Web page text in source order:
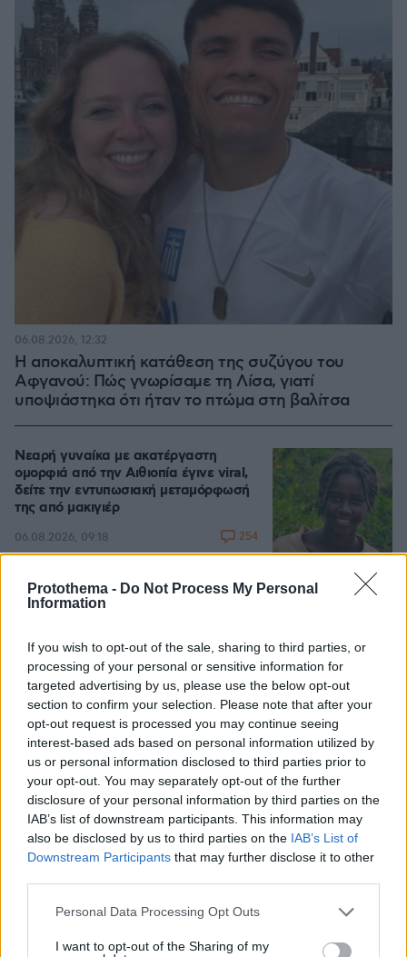
Protothema - Do Not Process My Personal
Information
If you wish to opt-out of the sale, sharing to third parties, or
processing of your personal or sensitive information for
targeted advertising by us, please use the below opt-out
section to confirm your selection. Please note that after your
opt-out request is processed you may continue seeing
interest-based ads based on personal information utilized by
us or personal information disclosed to third parties prior to
your opt-out. You may separately opt-out of the further
disclosure of your personal information by third parties on the
IAB’s list of downstream participants. This information may
also be disclosed by us to third parties on the IAB’s List of
Downstream Participants that may further disclose it to other
Please note that this website/app uses one or more Google
not limited to your visit or usage behaviour. You may click to
Personal Data Processing Opt Outs
I want to opt-out of the Sharing of my
Η αποκαλυπτική κατάθεση της συζύγου του
Αφγανού: Πώς γνωρίσαμε τη Λίσα, γιατί
υποψιάστηκα ότι ήταν το πτώμα στη βαλίτσα
06.08.2026, 12:32
Νεαρή γυναίκα με ακατέργαστη
ομορφιά από την Αιθιοπία έγινε viral,
δείτε την εντυπωσιακή μεταμόρφωσή
της από μακιγιέρ
06.08.2026, 09:18 254
Δημήτρης Ξανθάκης: Η γνήσια λαϊκή
του τραγούδια, γιατί δεν έκανε
καριέρα σε μεγάλες πίστες
06.08.2026, 16:32 18
55χρονος στην Κρήτη πείσθηκε ότι
ιστοσελίδα θα του εξασφάλιζε
αποδόσεις σε μετοχές και έχασε
€100.000
06.08.2026, 11:01 65
Χαμενεΐ στην Τεχεράνη: Βρέθηκαν σε